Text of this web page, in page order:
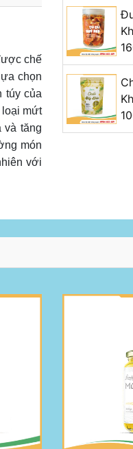
chế
chọn
túy của
loại mứt
và tăng
món
với